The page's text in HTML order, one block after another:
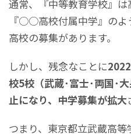
通常、『中等教育学校』
『○○高校付属中学』のよ
高校の募集があります。
しかし、残念なことに
校5校（武蔵･富士･両国･
止になり、中学募集が拡大
つまり、東京都立武蔵高等